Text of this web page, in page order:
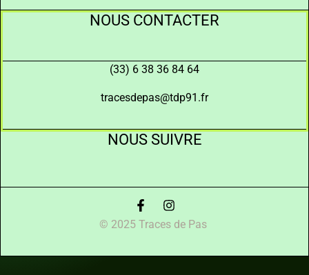
NOUS CONTACTER
(33) 6 38 36 84 64
tracesdepas@tdp91.fr
NOUS SUIVRE
© 2025 Traces de Pas